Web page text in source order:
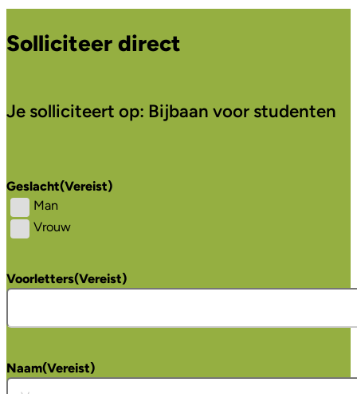
Solliciteer direct
Je solliciteert op: Bijbaan voor studenten
Geslacht(Vereist)
Man
Vrouw
Voorletters(Vereist)
Naam(Vereist)